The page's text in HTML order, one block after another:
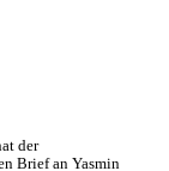
der
Brief an Yasmin